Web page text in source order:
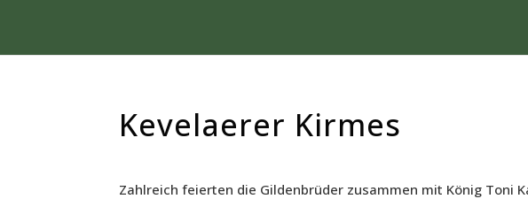
Kevelaerer Kirmes
Zahlreich feierten die Gildenbrüder zusammen mit König Toni